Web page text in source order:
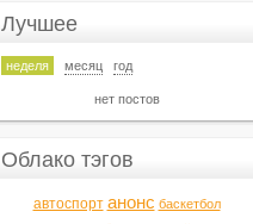
Лучшее
неделя месяц год
нет постов
Облако тэгов
автоспорт анонс баскетбол